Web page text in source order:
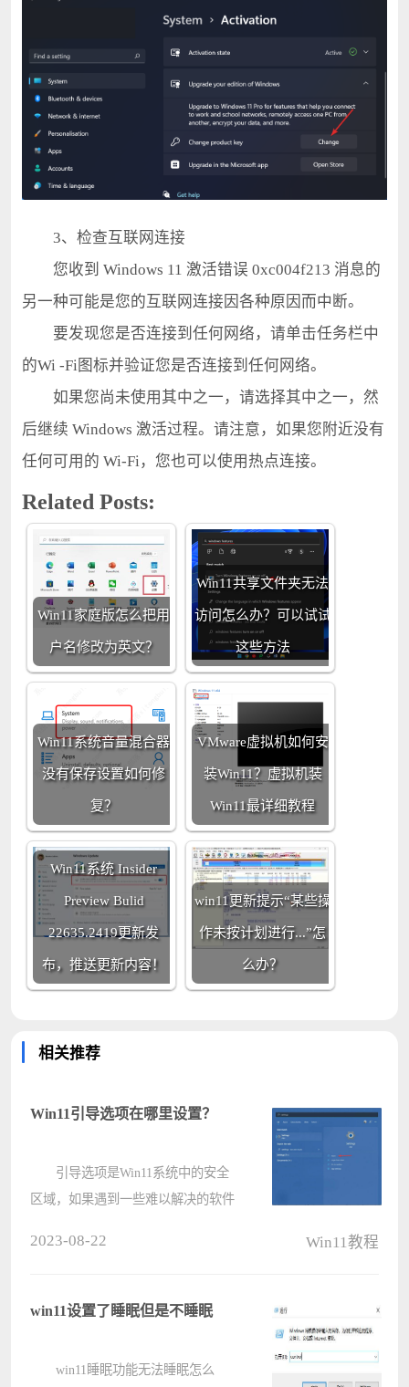
3、检查互联网连接
您收到 Windows 11 激活错误 0xc004f213 消息的
另一种可能是您的互联网连接因各种原因而中断。
要发现您是否连接到任何网络，请单击任务栏中
的Wi -Fi图标并验证您是否连接到任何网络。
如果您尚未使用其中之一，请选择其中之一，然
后继续 Windows 激活过程。请注意，如果您附近没有
任何可用的 Wi-Fi，您也可以使用热点连接。
Related Posts:
Win11家庭版怎么把用
户名修改为英文？
Win11共享文件夹无法
访问怎么办？可以试试
这些方法
Win11系统音量混合器
没有保存设置如何修
复？
VMware虚拟机如何安
装Win11？虚拟机装
Win11最详细教程
Win11系统 Insider
Preview Bulid
22635.2419更新发
布，推送更新内容！
win11更新提示“某些操
作未按计划进行...”怎
么办？
相关推荐
Win11引导选项在哪里设置？
引导选项是Win11系统中的安全
区域，如果遇到一些难以解决的软件
如何访问Win11中的启动设置？
2023-08-22 Win11教程
win11设置了睡眠但是不睡眠
win11睡眠功能无法睡眠怎么